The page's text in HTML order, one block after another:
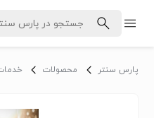
پارس سنتر محصولات